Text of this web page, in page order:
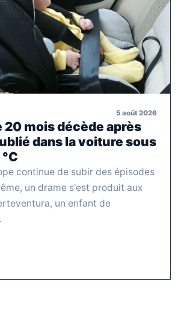
5 août 2026
20 mois décède après
dans la voiture sous
continue de subir des épisodes
un drame s'est produit aux
un enfant de